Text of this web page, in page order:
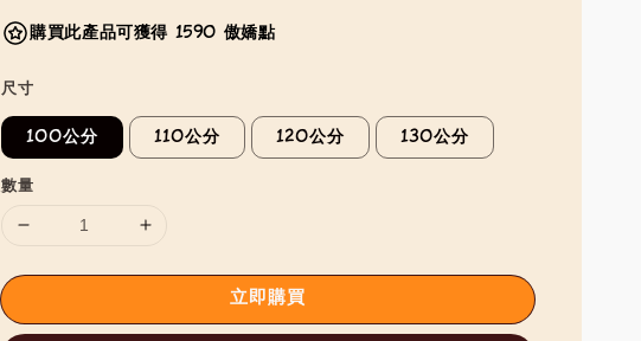
購買此產品可獲得 1590 傲嬌點
尺寸
100公分 110公分 120公分 130公分
數量
立即購買